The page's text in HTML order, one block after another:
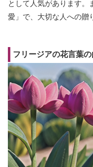
として人気があります。
愛」で、大切な人への贈
フリージアの花言葉